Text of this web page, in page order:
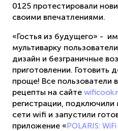
0125 протестировали
своими впечатлениями.
«Гостья из будущего» -
мультиварку
дизайн и безграничные
приготовлении. Готовить
проще! Все пользователи
рецепты на сайте
регистрации,
сети wifi и запустили
приложение «POLARIS: